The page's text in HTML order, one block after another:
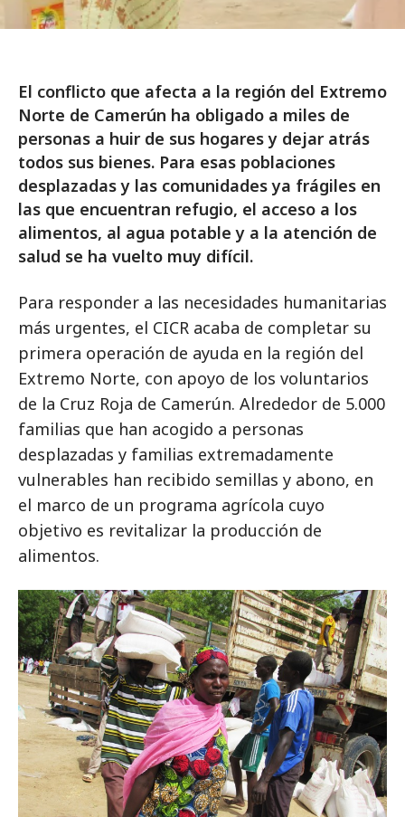
El conflicto que afecta a la región del Extremo
Norte de Camerún ha obligado a miles de
personas a huir de sus hogares y dejar atrás
todos sus bienes. Para esas poblaciones
desplazadas y las comunidades ya frágiles en
las que encuentran refugio, el acceso a los
alimentos, al agua potable y a la atención de
salud se ha vuelto muy difícil.
Para responder a las necesidades humanitarias
más urgentes, el CICR acaba de completar su
primera operación de ayuda en la región del
Extremo Norte, con apoyo de los voluntarios
de la Cruz Roja de Camerún. Alrededor de 5.000
familias que han acogido a personas
desplazadas y familias extremadamente
vulnerables han recibido semillas y abono, en
el marco de un programa agrícola cuyo
objetivo es revitalizar la producción de
alimentos.